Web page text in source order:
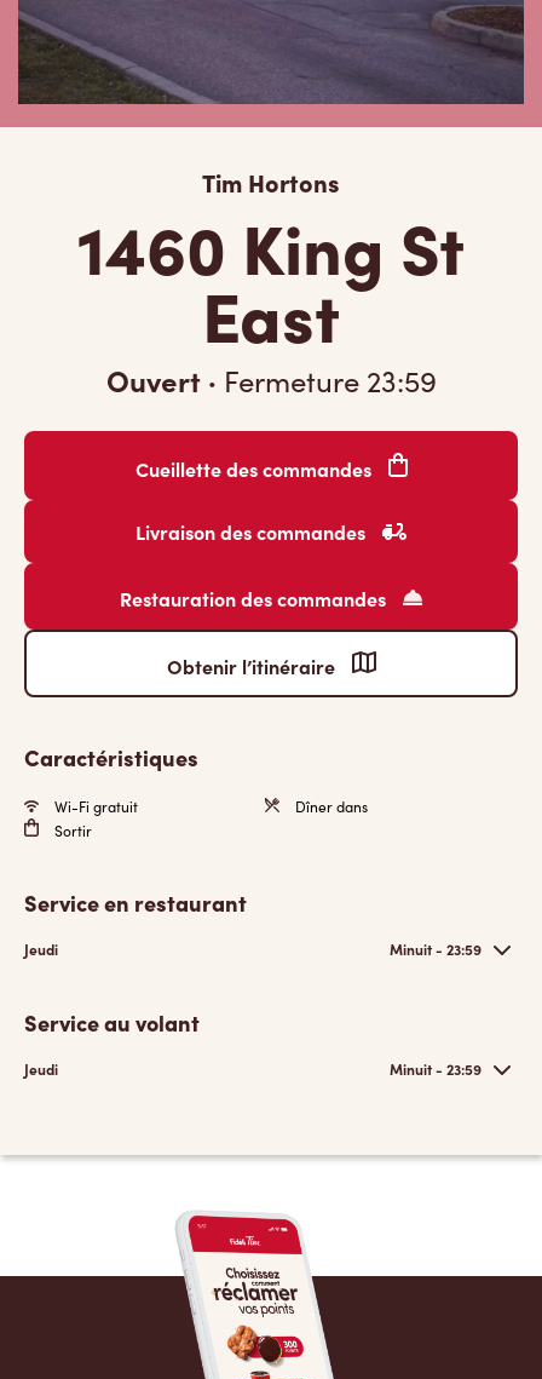
Tim Hortons
1460 King St
East
Ouvert · Fermeture 23:59
Cueillette des commandes
Livraison des commandes
Restauration des commandes
Obtenir l’itinéraire
Caractéristiques
Wi-Fi gratuit
Dîner dans
Sortir
Service en restaurant
Jeudi Minuit - 23:59
Service au volant
Jeudi Minuit - 23:59